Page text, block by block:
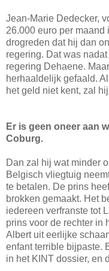
Jean-Marie Dedecker,
26.000 euro per
drogreden dat hij dan
regering. Dat was
regering Dehaene.
herhaaldelijk gefaald.
het geld niet kent, zal
Er is geen oneer aan
Coburg.
Dan zal hij wat minder
Belgisch vliegtuig
te betalen. De prins
brokken gemaakt. Het
iedereen verfranste tot
prins voor de rechter in
Albert uit eerlijke
enfant terrible bijpaste.
in het KINT dossier, en